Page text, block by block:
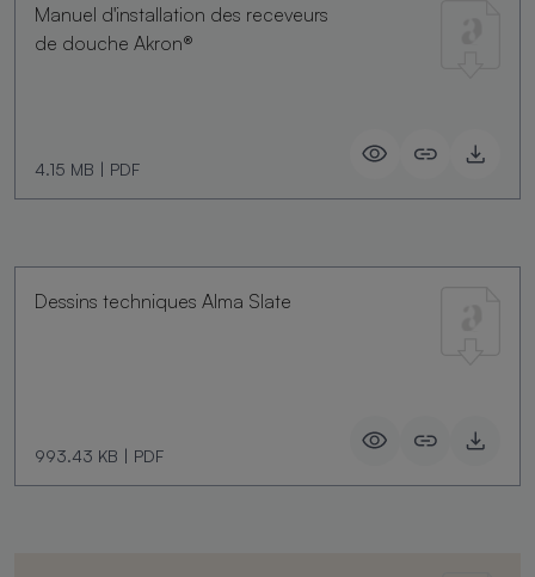
Manuel d'installation des receveurs
de douche Akron®
4.15 MB | PDF
Dessins techniques Alma Slate
993.43 KB | PDF